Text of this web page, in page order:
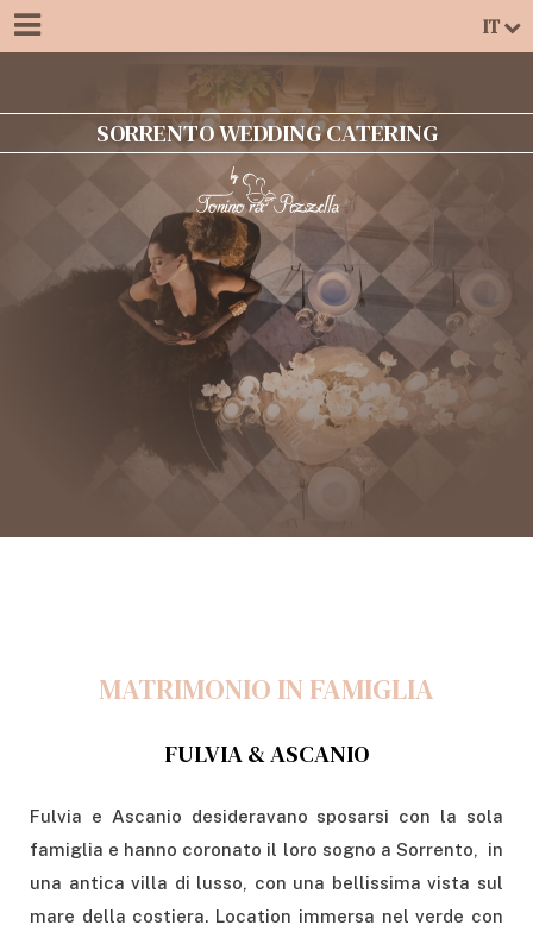
IT
SORRENTO WEDDING CATERING
MATRIMONIO IN FAMIGLIA
FULVIA & ASCANIO
Fulvia e Ascanio desideravano sposarsi con la sola
famiglia e hanno coronato il loro sogno a Sorrento, in
una antica villa di lusso, con una bellissima vista sul
mare della costiera. Location immersa nel verde con